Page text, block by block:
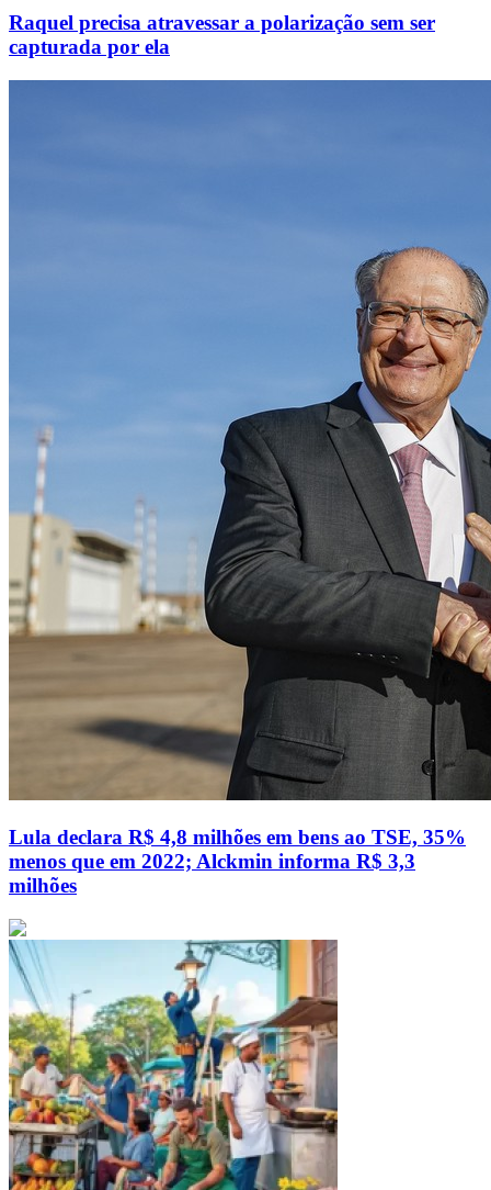
Raquel precisa atravessar a polarização sem ser
capturada por ela
Lula declara R$ 4,8 milhões em bens ao TSE, 35%
menos que em 2022; Alckmin informa R$ 3,3
milhões